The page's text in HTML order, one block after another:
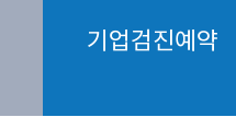
기업검진예약